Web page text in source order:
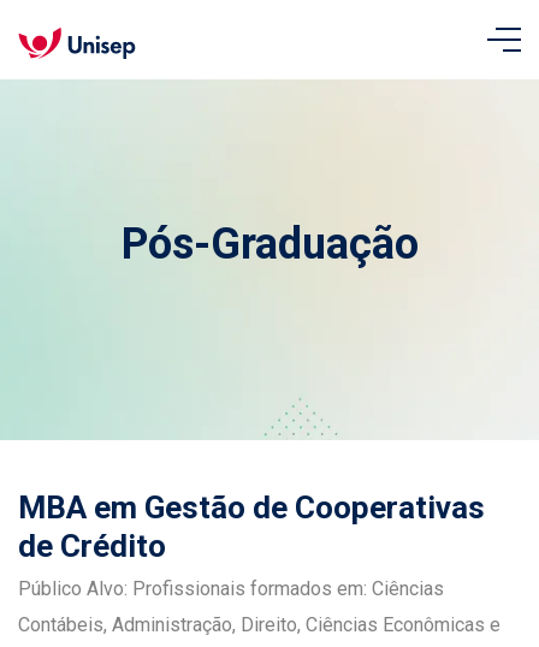
Pós-Graduação
MBA em Gestão de Cooperativas
de Crédito
Público Alvo: Profissionais formados em: Ciências
Contábeis, Administração, Direito, Ciências Econômicas e